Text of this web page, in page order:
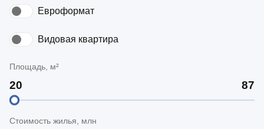
Евроформат
Видовая квартира
Площадь, м²
Стоимость жилья, млн